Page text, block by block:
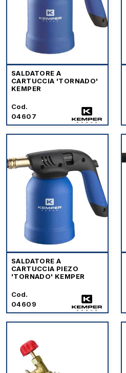
SALDATORE A
CARTUCCIA 'TORNADO'
KEMPER
Cod.
04607
SALDATORE A
CARTUCCIA PIEZO
'TORNADO' KEMPER
Cod.
04609